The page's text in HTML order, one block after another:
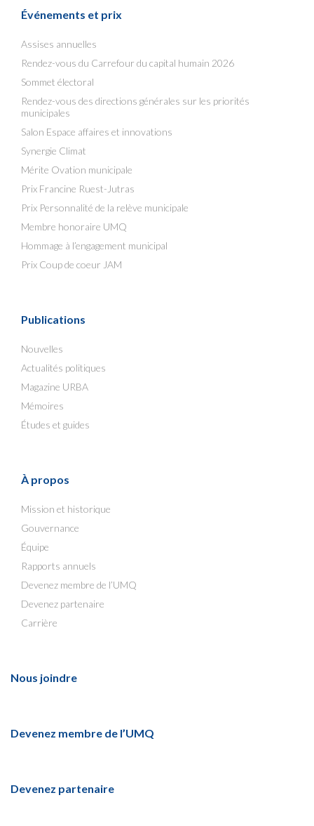
Événements et prix
Assises annuelles
Rendez-vous du Carrefour du capital humain 2026
Sommet électoral
Rendez-vous des directions générales sur les priorités
municipales
Salon Espace affaires et innovations
Synergie Climat
Mérite Ovation municipale
Prix Francine Ruest-Jutras
Prix Personnalité de la relève municipale
Membre honoraire UMQ
Hommage à l’engagement municipal
Prix Coup de coeur JAM
Publications
Nouvelles
Actualités politiques
Magazine URBA
Mémoires
Études et guides
À propos
Mission et historique
Gouvernance
Équipe
Rapports annuels
Devenez membre de l’UMQ
Devenez partenaire
Carrière
Nous joindre
Devenez membre de l’UMQ
Devenez partenaire